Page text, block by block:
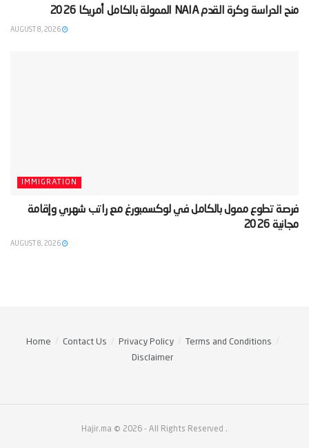
‫منح الدراسة وكرة القدم NAIA الممولة بالكامل أمريكا 2026‬
IMMIGRATION
‫فرصة تطوع ممول بالكامل في لوكسمبورغ مع راتب شهري وإقامة
مجانية 2026‬
Home Contact Us Privacy Policy
Terms and Conditions
Disclaimer
Hajir.ma © 2026 - All Rights Reserved .